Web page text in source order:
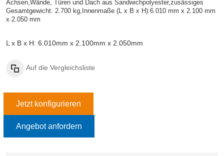
Achsen,Wände, Türen und Dach aus Sandwichpolyester,zusässiges
Gesamtgewicht: 2.700 kg, Innenmaße (L x B x H):6.010 mm x 2.100 mm
x 2.050 mm
L x B x H: 6.010mm x 2.100mm x 2.050mm
Auf die Vergleichsliste
Jetzt konfigurieren
Angebot anfordern